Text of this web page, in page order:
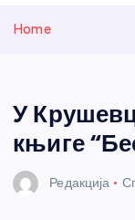
Home
У
књиге
Редакција